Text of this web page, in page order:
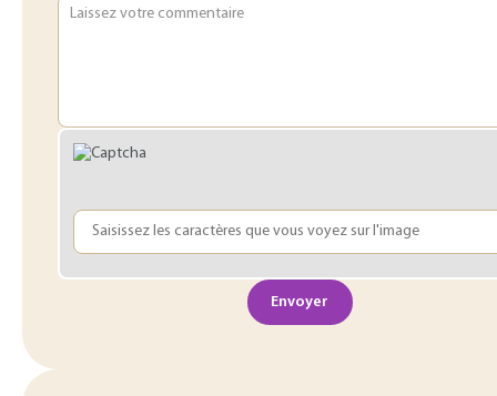
Laissez votre commentaire
Envoyer